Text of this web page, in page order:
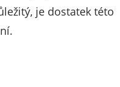
je dostatek této